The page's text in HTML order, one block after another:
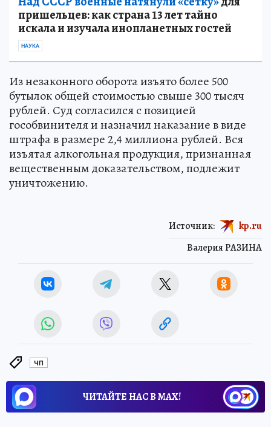
пришельцев: как страна 13 лет тайно
искала и изучала инопланетных гостей
НАУКА
Из незаконного оборота изъято более 500
бутылок общей стоимостью свыше 300 тысяч
рублей. Суд согласился с позицией
гособвинителя и назначил наказание в виде
штрафа в размере 2,4 миллиона рублей. Вся
изъятая алкогольная продукция, признанная
вещественным доказательством, подлежит
уничтожению.
Валерия РАЗИНА
Источник: kp.ru
ЧП
ЧИТАЙТЕ НАС В МАХ!